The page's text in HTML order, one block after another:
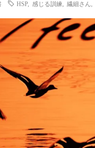
HSP 感じる訓練 繊細さん